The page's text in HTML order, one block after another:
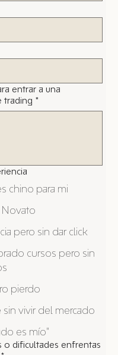
entrar a una
trading *
chino para mi
pero sin dar click
cursos pero sin
pierdo
sin vivir del mercado
es mío"
o dificultades enfrentas